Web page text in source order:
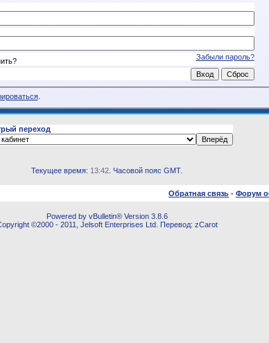
Забыли пароль?
.
переход
Текущее время: 13:42 . Часовой пояс GMT.
Обратная связь - Форум
Powered by vBulletin® Version 3.8.6
©2000 - 2011, Jelsoft Enterprises Ltd. Перевод: zCarot